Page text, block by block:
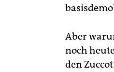
Aber
noch
den